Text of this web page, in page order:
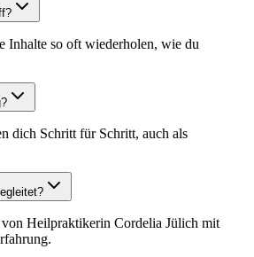
Inhalte so oft wiederholen, wie du
dich Schritt für Schritt, auch als
von Heilpraktikerin Cordelia Jülich mit